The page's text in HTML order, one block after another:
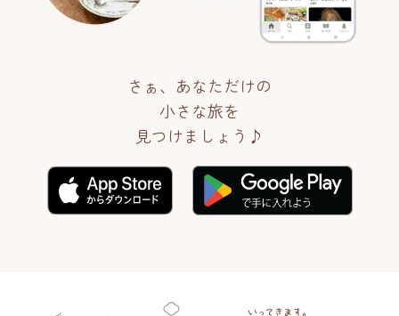
さぁ、あなただけの
小さな旅を
見つけましょう♪